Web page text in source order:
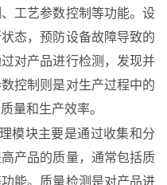
工艺参数控制等功能。设
态，预防设备故障导致的
对产品进行检测，发现并
控制则是对生产过程中的
量和生产效率。
模块主要是通过收集和分
产品的质量，通常包括质
能。质量检测是对产品进